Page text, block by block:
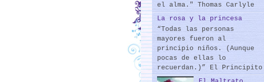
el alma." Thomas Carlyle
La rosa y la princesa
“Todas las personas
mayores fueron al
principio niños. (Aunque
pocas de ellas lo
recuerdan.)” El Principito